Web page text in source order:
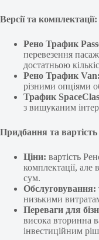
Версії та комплектації:
Рено Трафик
перевезення
достатньою
Рено Трафик Van:
різними опціями
Трафик
з вишуканим
Придбання та
Ціни: вартість
комплектації, але
сум.
Обслуговування:
низькими
Переваги для
висока вторинна
інвестиційним